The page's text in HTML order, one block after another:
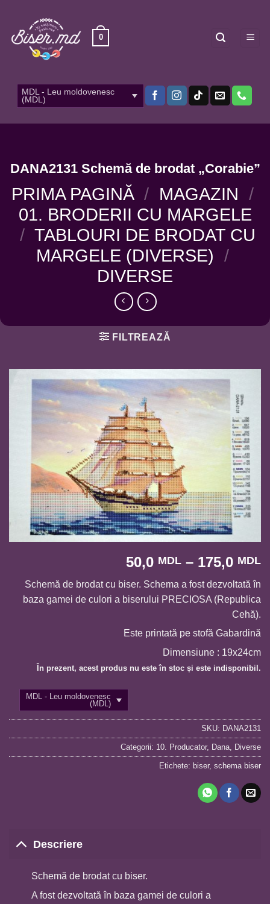
content
0
MDL - Leu moldovenesc
(MDL)
DANA2131 Schemă de brodat „Corabie”
PRIMA PAGINĂ / MAGAZIN /
01. BRODERII CU MARGELE
/ TABLOURI DE BRODAT CU
MARGELE (DIVERSE) /
DIVERSE
FILTREAZĂ
50,0 MDL – 175,0 MDL
Schemă de brodat cu biser. Schema a fost dezvoltată în
baza gamei de culori a biserului PRECIOSA (Republica
Cehă).
Este printată pe stofă Gabardină
Dimensiune : 19x24cm
În prezent, acest produs nu este în stoc și este indisponibil.
MDL - Leu moldovenesc
(MDL)
SKU: DANA2131
Categorii: 10. Producator, Dana, Diverse
Etichete: biser, schema biser
Descriere
Schemă de brodat cu biser.
A fost dezvoltată în baza gamei de culori a